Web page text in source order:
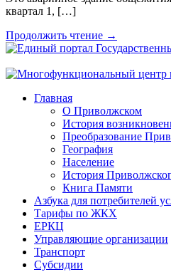
квартал 1, […]
Продолжить чтение →
Главная
О Приволжском
История
Преобразование
География
Население
История
Книга Памяти
Азбука для потребителей
Тарифы по ЖКХ
ЕРКЦ
Управляющие организации
Транспорт
Субсидии